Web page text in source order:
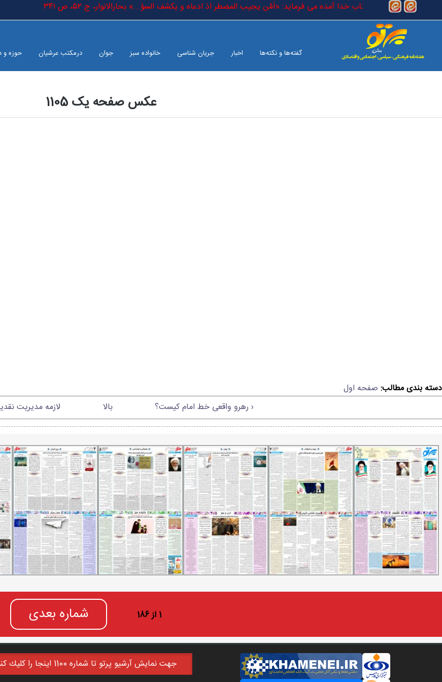
رفتن به محتوای اصلی
(حقیقی) است که در کتاب خدا آمده می فرماید: «اَمَّن یجیب المضطر اذ ادعاه و یکشف السؤ...» بحارالانوار، ج ٥٢، ص ٣٤١
گفته‌ها و نکته‌ها اخبار جریان شناسی خانواده سبز جوان درمکتب عرشیان حوزه و
عکس صفحه یک 1105
دسته بندی مطالب: صفحه اول
‹ رهرو واقعی خط امام کیست؟
بالا لازمه مدیریت
1 از 186 شماره بعدی
جهت نمايش آرشيو پرتو تا شماره 1100 اينجا را كليك كنيد